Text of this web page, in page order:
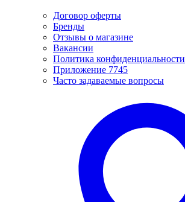
Договор оферты
Бренды
Отзывы о магазине
Вакансии
Политика конфиденциальности
Приложение 7745
Часто задаваемые вопросы